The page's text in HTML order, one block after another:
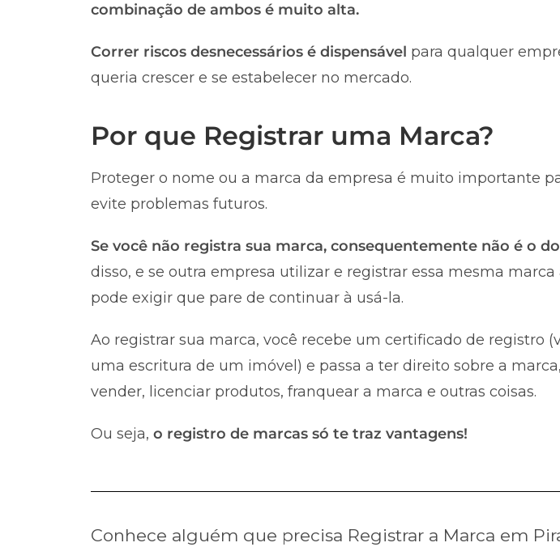
combinação de ambos é muito alta.
Correr riscos desnecessários é dispensável para qualquer
queria crescer e se estabelecer no mercado.
Por que Registrar uma Marca?
Proteger o nome ou a marca da empresa é muito importante
evite problemas futuros.
Se você não registra sua marca, consequentemente não é o
disso, e se outra empresa utilizar e registrar essa mesma marca
pode exigir que pare de continuar à usá-la.
Ao registrar sua marca, você recebe um certificado de registro
uma escritura de um imóvel) e passa a ter direito sobre a
vender, licenciar produtos, franquear a marca e outras coisas.
Ou seja, o registro de marcas só te traz vantagens!
Conhece alguém que precisa Registrar a Marca em